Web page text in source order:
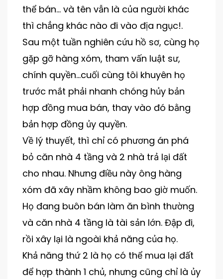
thể bán… và tên vẫn là của người khác
thì chẳng khác nào đi vào địa ngục!.
Sau một tuần nghiên cứu hồ sơ, cùng họ
gặp gỡ hàng xóm, tham vấn luật sư,
chính quyền…cuối cùng tôi khuyên họ
trước mắt phải nhanh chóng hủy bản
hợp đồng mua bán, thay vào đó bằng
bản hợp đồng ủy quyền.
Về lý thuyết, thì chỉ có phương án phá
bỏ căn nhà 4 tầng và 2 nhà trả lại đất
cho nhau. Nhưng điều này ông hàng
xóm đã xây nhầm không bao giờ muốn.
Họ đang buôn bán làm ăn bình thường
và căn nhà 4 tầng là tài sản lớn. Đập đi,
rồi xây lại là ngoài khả năng của họ.
Khả năng thứ 2 là họ có thể mua lại đất
để hợp thành 1 chủ, nhưng cũng chỉ là ủy